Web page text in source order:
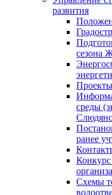
развития
сезона
Проекты
среды
ранее
Схемы